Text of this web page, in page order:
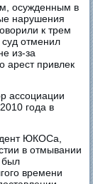
осужденным в
нарушения
к трем
отменил
из-за
арест привлек
ассоциации
года в
ЮКОСа,
в отмывании
был
времени